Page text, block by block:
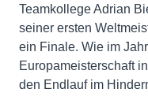
Teamkollege Adrian
seiner ersten
ein Finale. Wie im
Europameisterschaft
den Endlauf im